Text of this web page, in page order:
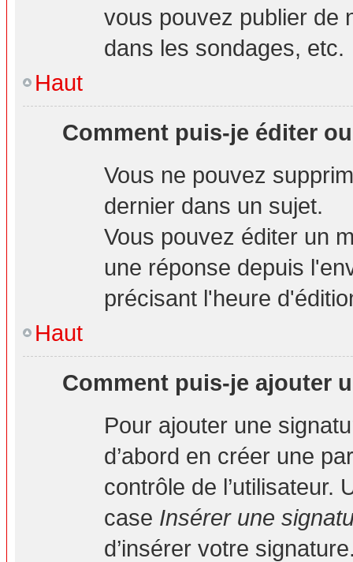
vous pouvez publier de
dans les sondages, etc.
Haut
Comment puis-je éditer
Vous ne pouvez
dernier dans un sujet.
Vous pouvez éditer un
une réponse depuis
précisant l'heure
Haut
Comment puis-je ajouter
Pour ajouter une
d’abord en créer une
contrôle de l’utilisateur.
case Insérer une
d’insérer votre